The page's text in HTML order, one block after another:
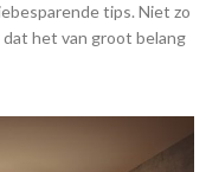
tips. Niet zo
dat het van groot belang